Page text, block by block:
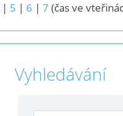
| 5 | 6 | 7 (čas ve
Vyhledávání